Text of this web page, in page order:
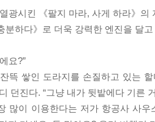
면광고를 할 때는 큼지막한 문장
거슬리기 때문이다. 같은 논리로
이 있는데 이것은 5개의 선택지 중
. 전체 광고 카피를 만든 다음 불필
련 책이 일단 상대의 말을 인정해준
광시킨 《팔지 마라, 사게 하라》의
분하다》로 더욱 강력한 엔진을 달
요?”
뜩 쌓인 도라지를 손질하고 있는
던진다. “그냥 내가 뒷밭에다 기른
많이 이용한다는 저가 항공사 사